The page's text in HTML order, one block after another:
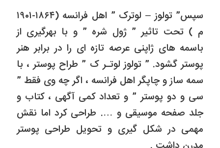
سپس” تولوز – لوترک ” اهل فرانسه (۱۸۶۴-۱۹۰۱
م ) تحت تاثیر ” ژول شره ” و با بهرگیری از
باسمه های ژاپنی عرصه تازه ای را در برابر هنر
پوستر گشود. ” تولوز لوتـر ک ” طراح پوستر ، با
سمه ساز و چاپگر اهل فرانسه ، اگر چه وی فقط ”
سی و دو پوستر ” و تعداد کمی آگهی ، کتاب و
جلد صفحه موسیقی و …. طراحی کرد اما نقش
مهمی در شکل گیری و تحویل طراحی پوستر